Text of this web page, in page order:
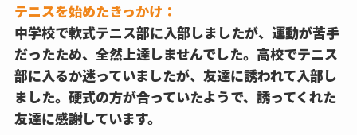
テニスを始めたきっかけ：
中学校で軟式テニス部に入部しましたが、運動が苦手
だったため、全然上達しませんでした。高校でテニス
部に入るか迷っていましたが、友達に誘われて入部し
ました。硬式の方が合っていたようで、誘ってくれた
友達に感謝しています。